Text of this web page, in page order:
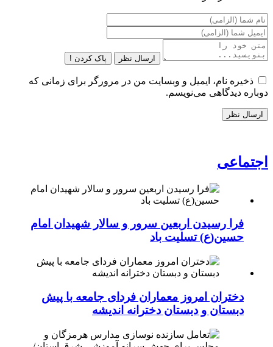
ارسال نظر پاک کردن !
ذخیره نام، ایمیل و وبسایت من در مرورگر برای زمانی که
دوباره دیدگاهی می‌نویسم.
اجتماعی
فرا رسیدن اربعین سرور و سالار شهیدان امام
حسین(ع) تسلیت باد
دختران امروز معماران فردای جامعه با پیش
دبستان و دبستان دخترانه اندیشه